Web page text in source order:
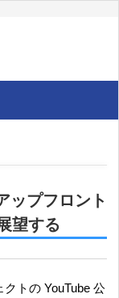
ップフロント
望する